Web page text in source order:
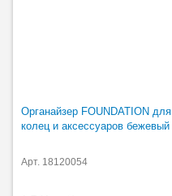
Органайзер FOUNDATION для
колец и аксессуаров бежевый
Арт. 18120054